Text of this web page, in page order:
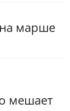
марше
мешает